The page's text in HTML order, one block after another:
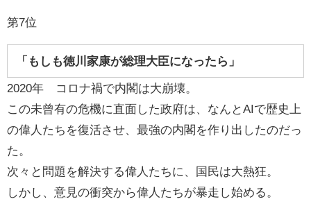
第7位
「もしも徳川家康が総理大臣になったら」
2020年 コロナ禍で内閣は大崩壊。
この未曾有の危機に直面した政府は、なんとAIで歴史上
の偉人たちを復活させ、最強の内閣を作り出したのだっ
た。
次々と問題を解決する偉人たちに、国民は大熱狂。
しかし、意見の衝突から偉人たちが暴走し始める。